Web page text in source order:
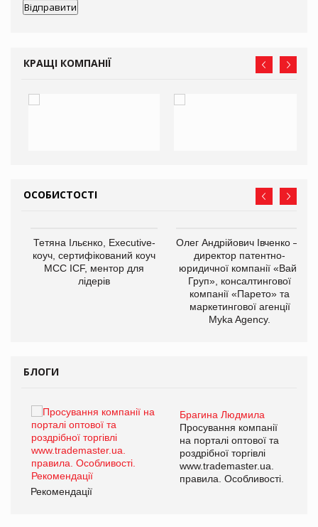
КРАЩІ КОМПАНІЇ
ОСОБИСТОСТІ
Тетяна Ільєнко, Executive-
коуч, сертифікований коуч
МСС ICF, ментор для
лідерів
Олег Андрійович Івченко —
директор патентно-
юридичної компанії «Вайз
Груп», консалтингової
компанії «Парето» та
маркетингової агенції
Myka Agency.
БЛОГИ
Брагина Людмила
Просування компанії
на порталі оптової та
роздрібної торгівлі
www.trademaster.ua.
правила. Особливості.
Рекомендації